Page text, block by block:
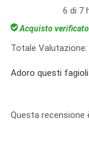
6 di 7
Acquisto verificato
Totale Valutazione:
Adoro questi
Questa